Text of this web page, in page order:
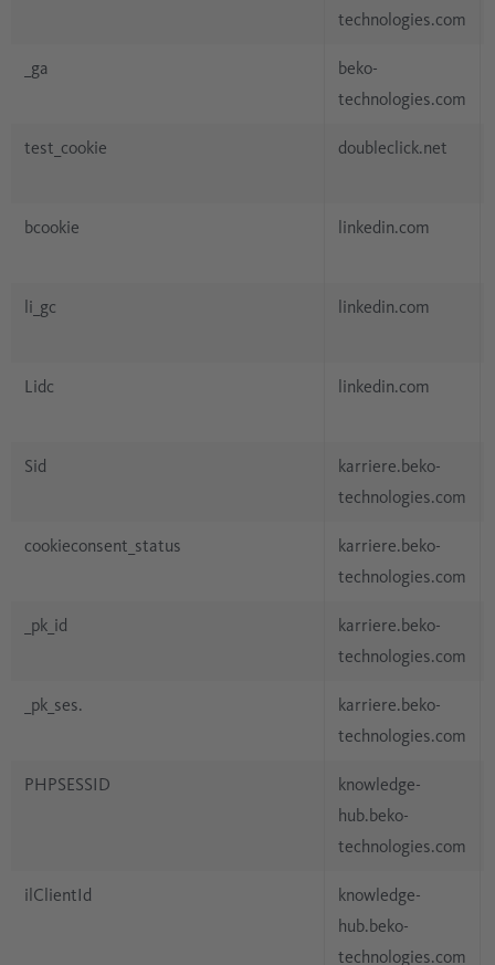
technologies.com
_ga
beko-
technologies.com
test_cookie doubleclick.net
bcookie linkedin.com
li_gc linkedin.com
Lidc linkedin.com
Sid
karriere.beko-
technologies.com
cookieconsent_status
karriere.beko-
technologies.com
_pk_id
karriere.beko-
technologies.com
_pk_ses.
karriere.beko-
technologies.com
PHPSESSID
knowledge-
hub.beko-
technologies.com
ilClientId
knowledge-
hub.beko-
technologies.com